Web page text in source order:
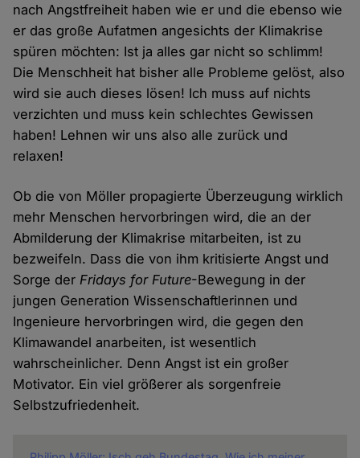
nach Angstfreiheit haben wie er und die ebenso wie
er das große Aufatmen angesichts der Klimakrise
spüren möchten: Ist ja alles gar nicht so schlimm!
Die Menschheit hat bisher alle Probleme gelöst, also
wird sie auch dieses lösen! Ich muss auf nichts
verzichten und muss kein schlechtes Gewissen
haben! Lehnen wir uns also alle zurück und
relaxen!
Ob die von Möller propagierte Überzeugung wirklich
mehr Menschen hervorbringen wird, die an der
Abmilderung der Klimakrise mitarbeiten, ist zu
bezweifeln. Dass die von ihm kritisierte Angst und
Sorge der Fridays for Future-Bewegung in der
jungen Generation Wissenschaftlerinnen und
Ingenieure hervorbringen wird, die gegen den
Klimawandel anarbeiten, ist wesentlich
wahrscheinlicher. Denn Angst ist ein großer
Motivator. Ein viel größerer als sorgenfreie
Selbstzufriedenheit.